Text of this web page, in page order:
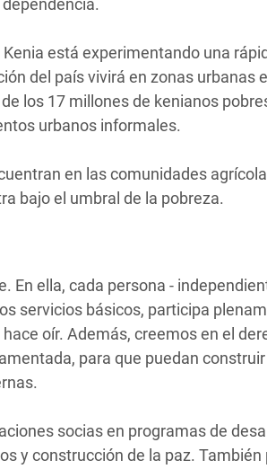
está experimentando una
del país vivirá en zonas urbanas
los 17 millones de kenianos
urbanos informales.
en las comunidades
bajo el umbral de la pobreza.
En ella, cada persona -
servicios básicos, participa
oír. Además, creemos en el
para que puedan
socias en programas de
y construcción de la paz.